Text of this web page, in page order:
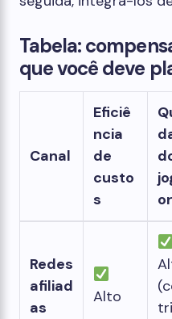
Tabela:
que você deve
Canal
Eficiê
ncia
de
custo
s
or
Redes
afiliad
as
Alto